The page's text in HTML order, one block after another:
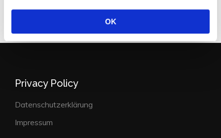
OK
Privacy Policy
Datenschutzerklärung
Impressum